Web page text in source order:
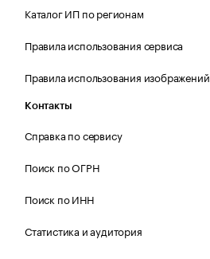
Каталог ИП по регионам
Правила использования сервиса
Правила использования изображений
Контакты
Справка по сервису
Поиск по ОГРН
Поиск по ИНН
Статистика и аудитория